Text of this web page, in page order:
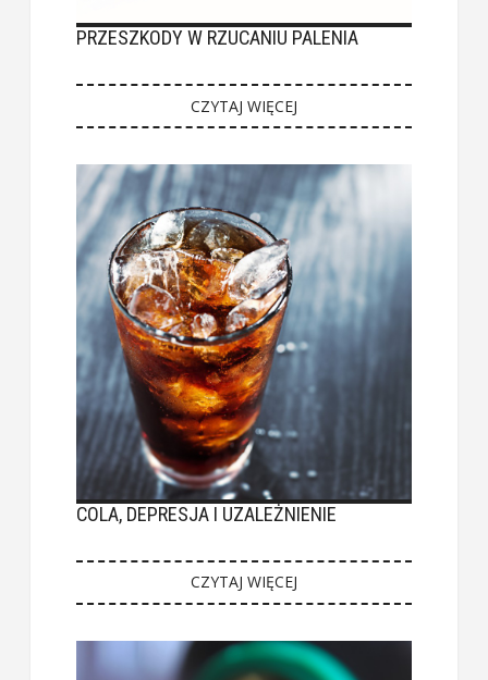
PRZESZKODY W RZUCANIU PALENIA
CZYTAJ WIĘCEJ
COLA, DEPRESJA I UZALEŻNIENIE
CZYTAJ WIĘCEJ